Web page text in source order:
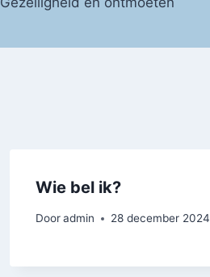
Wie bel ik?
Dooradmin 28 december 2024